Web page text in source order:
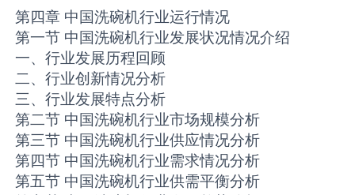
第四章 中国洗碗机行业运行情况
第一节 中国洗碗机行业发展状况情况介绍
一、行业发展历程回顾
二、行业创新情况分析
三、行业发展特点分析
第二节 中国洗碗机行业市场规模分析
第三节 中国洗碗机行业供应情况分析
第四节 中国洗碗机行业需求情况分析
第五节 中国洗碗机行业供需平衡分析